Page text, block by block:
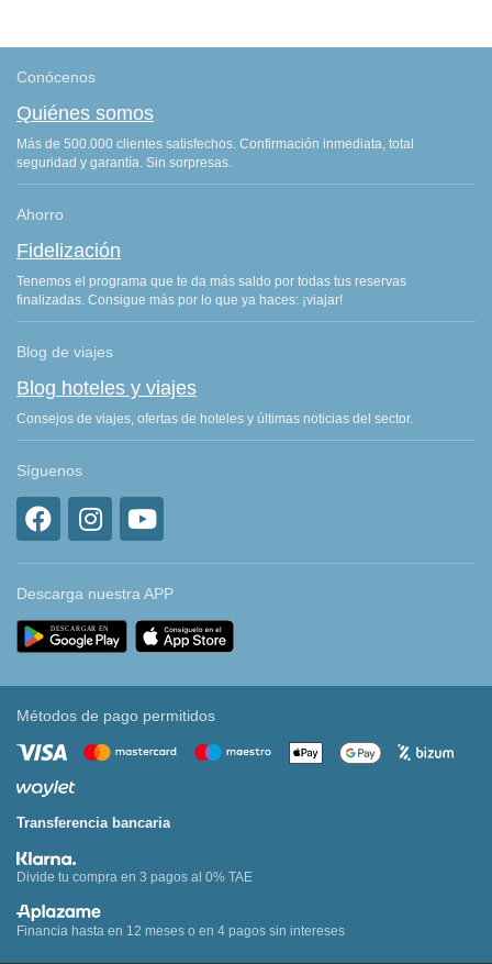
Conócenos
Quiénes somos
Más de 500.000 clientes satisfechos. Confirmación inmediata, total
seguridad y garantía. Sin sorpresas.
Ahorro
Fidelización
Tenemos el programa que te da más saldo por todas tus reservas
finalizadas. Consigue más por lo que ya haces: ¡viajar!
Blog de viajes
Blog hoteles y viajes
Consejos de viajes, ofertas de hoteles y últimas noticias del sector.
Síguenos
Descarga nuestra APP
Métodos de pago permitidos
Transferencia bancaria
Divide tu compra en 3 pagos al 0% TAE
Financia hasta en 12 meses o en 4 pagos sin intereses